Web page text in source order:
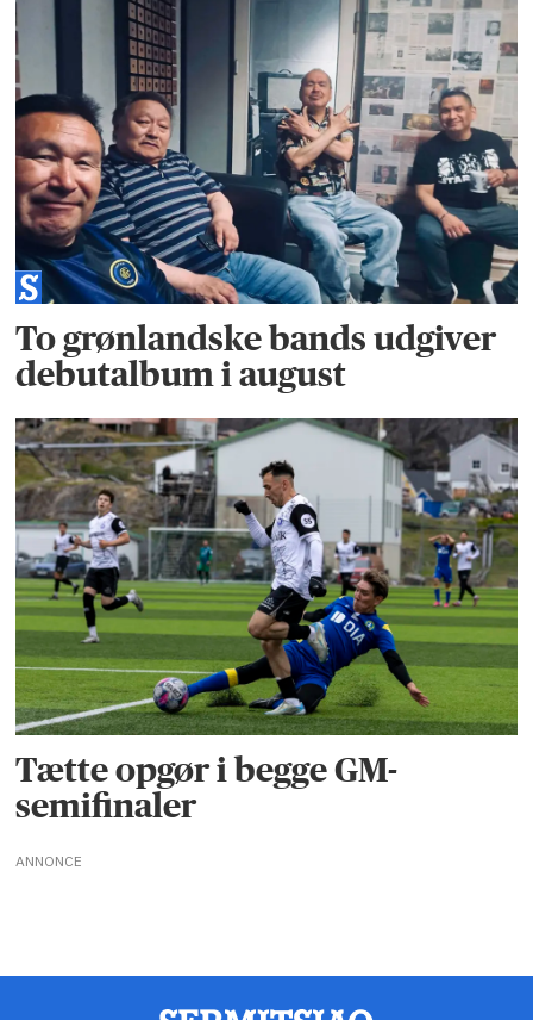
To grønlandske bands udgiver
debutalbum i august
Tætte opgør i begge GM-
semifinaler
ANNONCE